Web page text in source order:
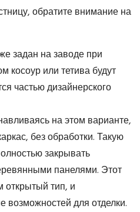
обратите внимание на
задан на заводе при
косоур или тетива будут
частью дизайнерского
на этом варианте,
без обработки. Такую
закрывать
панелями. Этот
открытый тип, и
возможностей для отделки.